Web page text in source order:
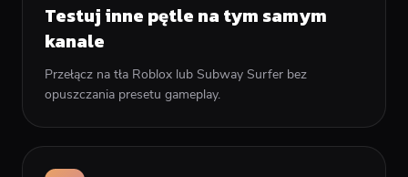
Testuj inne pętle na tym samym
kanale
Przełącz na tła Roblox lub Subway Surfer bez
opuszczania presetu gameplay.